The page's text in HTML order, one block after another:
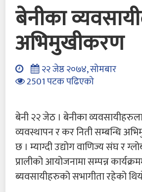
बेनीका
अभिमुखीकरण
२२ जेष्ठ २०७४, सोमबार
2501 पटक पढिएको
बेनी २२ जेठ । बेनीका
व्यवस्थापन र कर निती सम्बन्धि
छ । म्याग्दी उद्योग वाणिज्य संघ र
प्रालीको आयोजनामा सम्पन्न
ब्यवसायीहरुको सभागीता रहेको